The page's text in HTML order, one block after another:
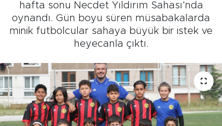
hafta sonu Necdet Yıldırım Sahası’nda
oynandı. Gün boyu süren müsabakalarda
minik futbolcular sahaya büyük bir istek ve
heyecanla çıktı.
Spor
Sağlık
Tarihçe
Resmi İlanlar
Tüm Manşetler
Son Dakika Haberleri